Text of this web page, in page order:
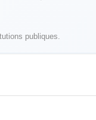
publiques.